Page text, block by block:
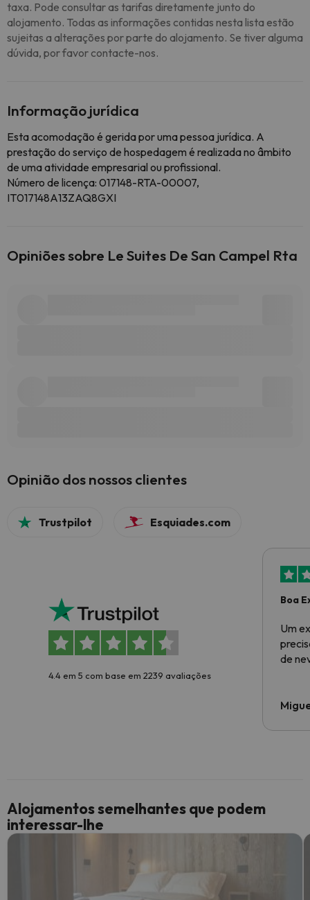
taxa. Pode consultar as tarifas diretamente junto do
alojamento. Todas as informações contidas nesta lista estão
sujeitas a alterações por parte do alojamento. Se tiver alguma
dúvida, por favor contacte-nos.
Informação jurídica
Esta acomodação é gerida por uma pessoa jurídica. A
prestação do serviço de hospedagem é realizada no âmbito
de uma atividade empresarial ou profissional.
Número de licença: 017148-RTA-00007,
IT017148A13ZAQ8GXI
Opiniões sobre Le Suites De San Campel Rta
Opinião dos nossos clientes
Trustpilot Esquiades.com
4.4 em 5 com base em 2239 avaliações
Boa
Um
de
Alojamentos semelhantes que podem
interessar-lhe